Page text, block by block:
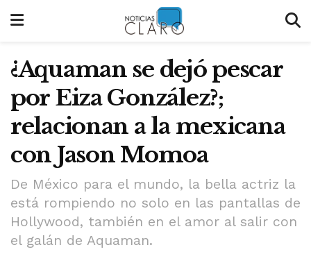
¿Aquaman se dejó pescar
por Eiza González?;
relacionan a la mexicana
con Jason Momoa
De México para el mundo, la bella actriz la
está rompiendo no solo en las pantallas de
Hollywood, también en el amor al salir con
el galán de Aquaman.